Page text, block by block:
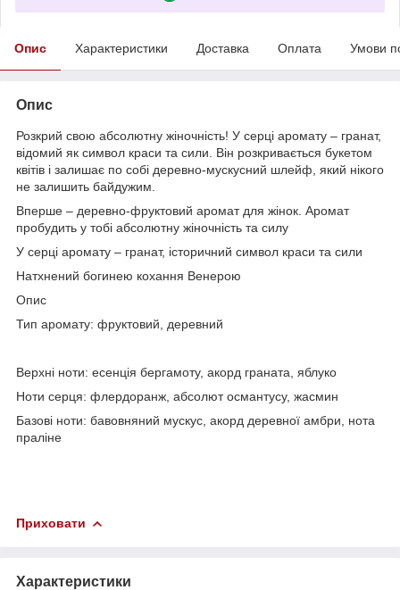
Опис Характеристики Доставка Оплата Умови
Опис
Розкрий свою абсолютну жіночність! У серці аромату – гранат,
відомий як символ краси та сили. Він розкривається букетом
квітів і залишає по собі деревно-мускусний шлейф, який нікого
не залишить байдужим.
Вперше – деревно-фруктовий аромат для жінок. Аромат
пробудить у тобі абсолютну жіночність та силу
У серці аромату – гранат, історичний символ краси та сили
Натхнений богинею кохання Венерою
Опис
Тип аромату: фруктовий, деревний
Верхні ноти: есенція бергамоту, акорд граната, яблуко
Ноти серця: флердоранж, абсолют османтусу, жасмин
Базові ноти: бавовняний мускус, акорд деревної амбри, нота
праліне
Приховати
Характеристики